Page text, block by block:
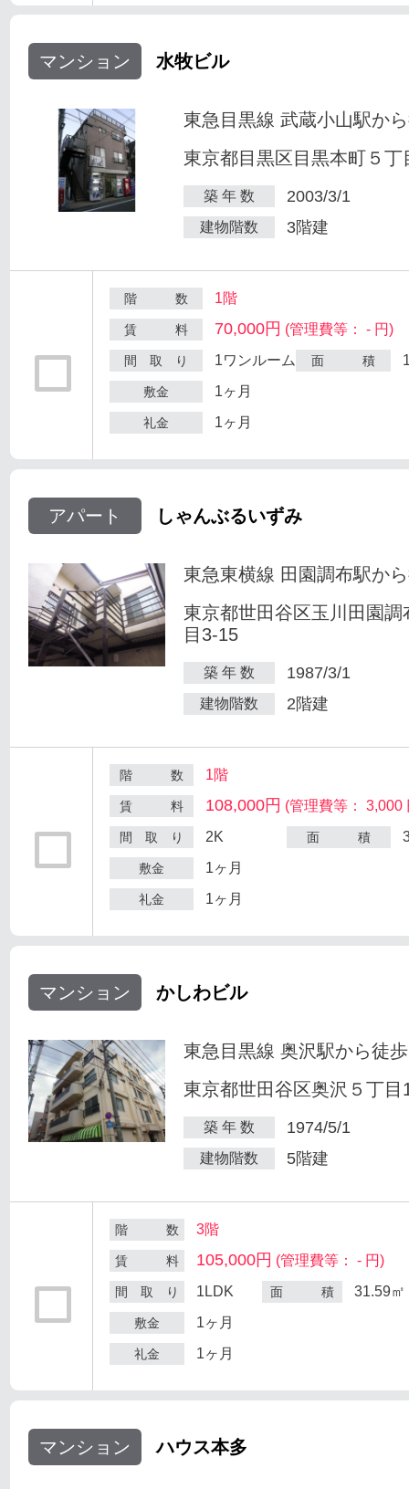
マンション 水牧ビル
東急目黒線 武蔵小山駅か
東京都目黒区目黒本町５丁
築 年 数 2003/3/1
建物階数 3階建
階 数 1階
賃 料 70,000円 (管理費等： - 円)
間 取 り 1ワンルーム 面 積
敷金 1ヶ月
礼金 1ヶ月
アパート しゃんぶるいずみ
東急東横線 田園調布駅か
東京都世田谷区玉川田園調
目3-15
築 年 数 1987/3/1
建物階数 2階建
階 数 1階
賃 料 108,000円 (管理費等： 3,000
間 取 り 2K 面 積
敷金 1ヶ月
礼金 1ヶ月
マンション かしわビル
東急目黒線 奥沢駅から徒
東京都世田谷区奥沢５丁目
築 年 数 1974/5/1
建物階数 5階建
階 数 3階
賃 料 105,000円 (管理費等： - 円)
間 取 り 1LDK 面 積 31.59㎡
敷金 1ヶ月
礼金 1ヶ月
マンション ハウス本多